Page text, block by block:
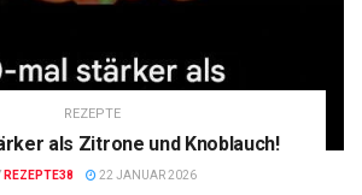
REZEPTE
als Zitrone und Knoblauch!
REZEPTE38 22 JANUAR 2026